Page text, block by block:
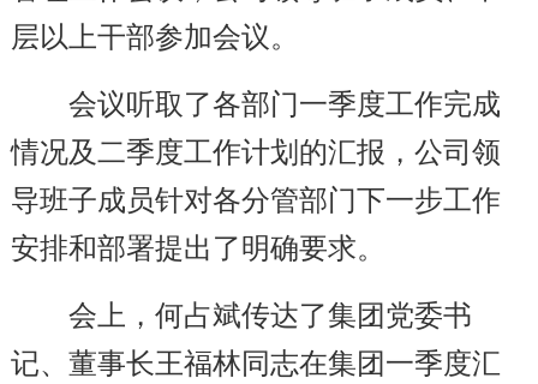
层以上干部参加会议。
会议听取了各部门一季度工作完成
情况及二季度工作计划的汇报，公司领
导班子成员针对各分管部门下一步工作
安排和部署提出了明确要求。
会上，何占斌传达了集团党委书
记、董事长王福林同志在集团一季度汇